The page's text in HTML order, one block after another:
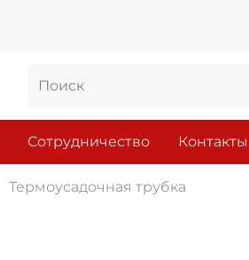
Сотрудничество Контакты
Термоусадочная трубка